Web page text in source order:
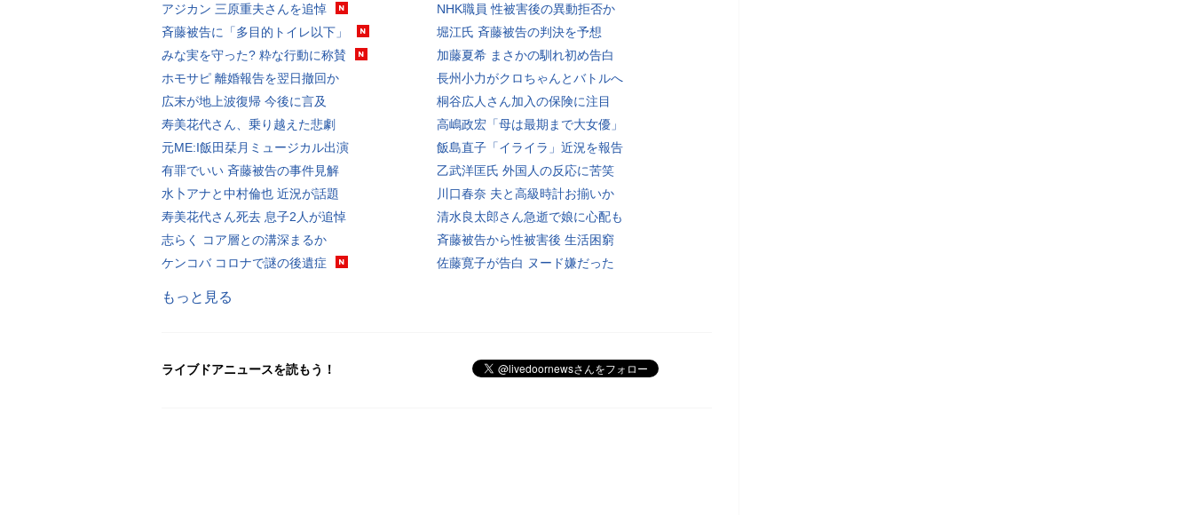
アジカン 三原重夫さんを追悼
斉藤被告に「多目的トイレ以下」
みな実を守った? 粋な行動に称賛
ホモサピ 離婚報告を翌日撤回か
広末が地上波復帰 今後に言及
寿美花代さん、乗り越えた悲劇
元ME:I飯田栞月ミュージカル出演
有罪でいい 斉藤被告の事件見解
水卜アナと中村倫也 近況が話題
寿美花代さん死去 息子2人が追悼
志らく コア層との溝深まるか
ケンコバ コロナで謎の後遺症
NHK職員 性被害後の異動拒否か
堀江氏 斉藤被告の判決を予想
加藤夏希 まさかの馴れ初め告白
長州小力がクロちゃんとバトルへ
桐谷広人さん加入の保険に注目
高嶋政宏「母は最期まで大女優」
飯島直子「イライラ」近況を報告
乙武洋匡氏 外国人の反応に苦笑
川口春奈 夫と高級時計お揃いか
清水良太郎さん急逝で娘に心配も
斉藤被告から性被害後 生活困窮
佐藤寛子が告白 ヌード嫌だった
もっと見る
ライブドアニュースを読もう！